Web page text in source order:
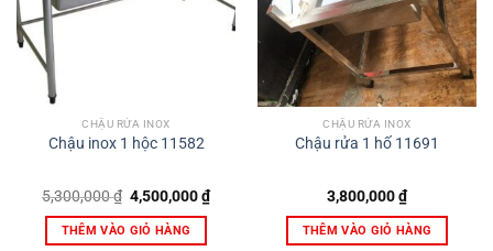
CHẬU RỬA INOX
Chậu inox 1 hộc 11582
5,300,000₫ Giá
gốc
là:
5,300,000 ₫.
4,500,000₫Giá
hiện
THÊM VÀO GIỎ HÀNG
CHẬU RỬA INOX
Chậu rửa 1 hố 11691
3,800,000₫
THÊM VÀO GIỎ HÀNG